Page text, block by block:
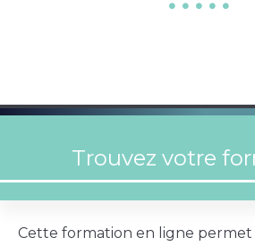
Cette formation en ligne permet